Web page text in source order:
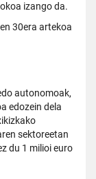
izango da.
30era artekoa
autonomoak,
edozein dela
sektoreetan
du 1 milioi euro